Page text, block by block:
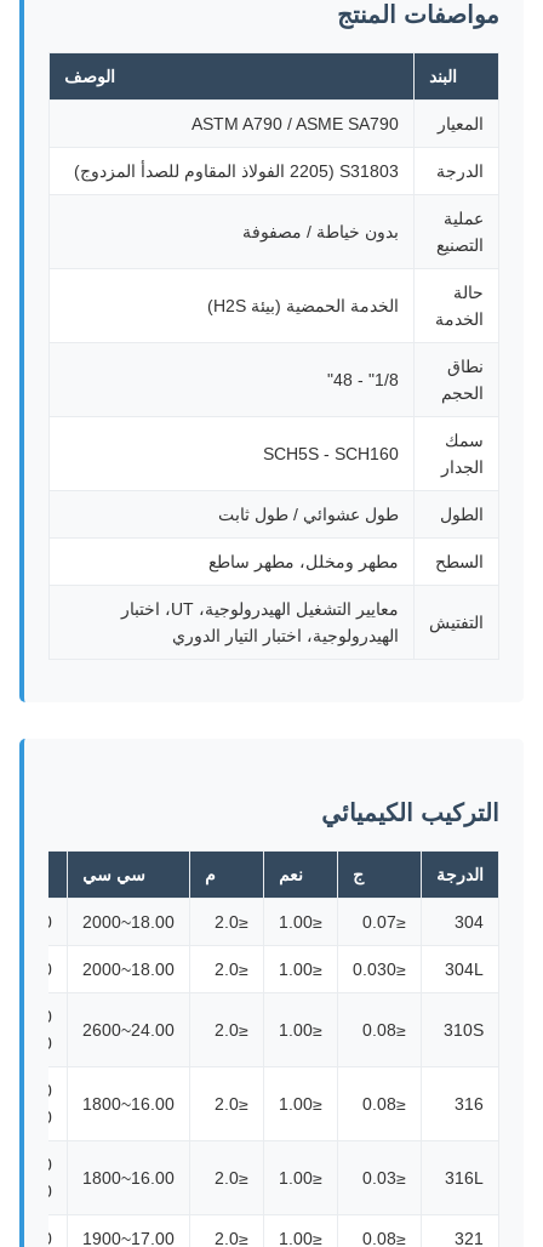
مواصفات المنتج
الوصف
المعيار ASTM A790 / ASME SA790
الدرجة S31803 (2205 الفولاذ المقاوم للصدأ المزدوج)
التصنيع
بدون خياطة / مصفوفة
الخدمة
الخدمة الحمضية (بيئة H2S)
الحجم
الجدار
SCH5S - SCH160
الطول طول عشوائي / طول ثابت
السطح مطهر ومخلل، مطهر ساطع
التفتيش
معايير التشغيل الهيدرولوجية، UT، اختبار
الهيدرولوجية، اختبار التيار الدوري
التركيب الكيميائي
الدرجة سي سي
≤2.0
18.00~2000
8.00~1050
≤1.00
≤2.0
18.00~2000
9.00~1300
310S
≤0.08
≤2.0
24.00~2600
22.00
≤2.0
16.00~1800
14.00
≤2.0
16.00~1800
15.00
≤2.0
17.00~1900
9.00~1300